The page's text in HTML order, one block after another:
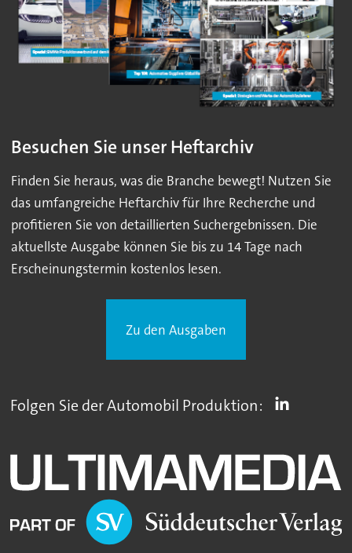
Besuchen Sie unser Heftarchiv
Finden Sie heraus, was die Branche bewegt! Nutzen Sie
das umfangreiche Heftarchiv für Ihre Recherche und
profitieren Sie von detaillierten Suchergebnissen. Die
aktuellste Ausgabe können Sie bis zu 14 Tage nach
Erscheinungstermin kostenlos lesen.
Zu den Ausgaben
Folgen Sie der Automobil Produktion: